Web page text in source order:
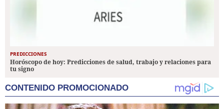
PREDICCIONES
Horóscopo de hoy: Predicciones de salud, trabajo y relaciones para
tu signo
CONTENIDO PROMOCIONADO